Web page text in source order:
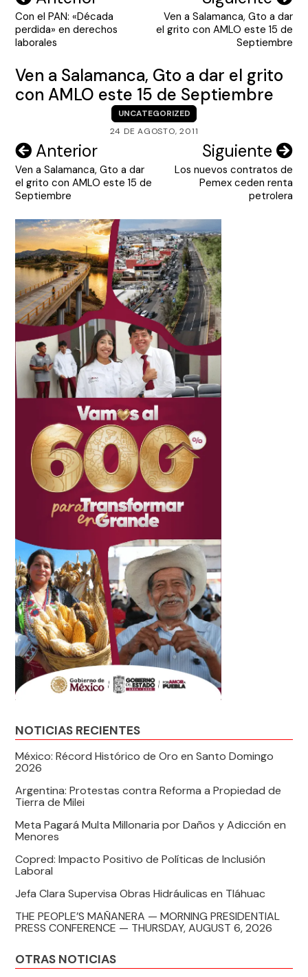
de
entradas
Con el PAN: «Década
perdida» en derechos
laborales
Ven a Salamanca, Gto a dar
el grito con AMLO este 15 de
Septiembre
Ven a Salamanca, Gto a dar el grito
con AMLO este 15 de Septiembre
UNCATEGORIZED
24 DE AGOSTO, 2011
Navegación
de
entradas
Anterior
Ven a Salamanca, Gto a dar
el grito con AMLO este 15 de
Septiembre
Siguiente
Los nuevos contratos de
Pemex ceden renta
petrolera
NOTICIAS RECIENTES
México: Récord Histórico de Oro en Santo Domingo
2026
Argentina: Protestas contra Reforma a Propiedad de
Tierra de Milei
Meta Pagará Multa Millonaria por Daños y Adicción en
Menores
Copred: Impacto Positivo de Políticas de Inclusión
Laboral
Jefa Clara Supervisa Obras Hidráulicas en Tláhuac
THE PEOPLE’S MAÑANERA — MORNING PRESIDENTIAL
PRESS CONFERENCE — THURSDAY, AUGUST 6, 2026
OTRAS NOTICIAS